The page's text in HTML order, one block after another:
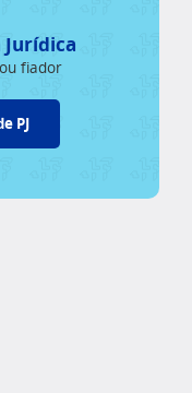
Jurídica
fiador
PJ